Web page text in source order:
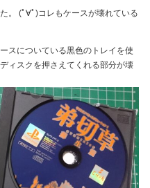
。 (ﾟ∀ﾟ)コレもケースが壊れている
スについている黒色のトレイを使
ィスクを押さえてくれる部分が壊